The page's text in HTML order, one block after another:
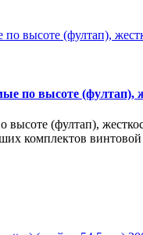
по высоте (фултап),
(фултап),
комплектов